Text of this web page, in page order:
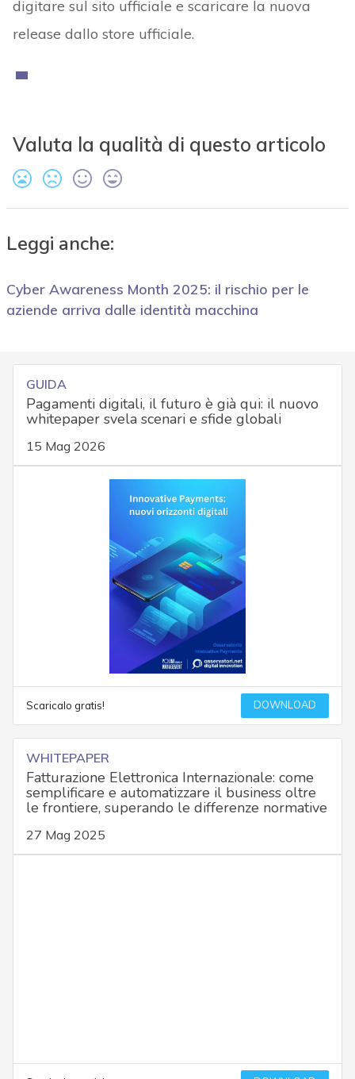
digitare sul sito ufficiale e scaricare la nuova
release dallo store ufficiale.
Valuta la qualità di questo articolo
Leggi anche:
Cyber Awareness Month 2025: il rischio per le
aziende arriva dalle identità macchina
GUIDA
Pagamenti digitali, il futuro è già qui: il nuovo
whitepaper svela scenari e sfide globali
15 Mag 2026
Scaricalo gratis! DOWNLOAD
WHITEPAPER
Fatturazione Elettronica Internazionale: come
semplificare e automatizzare il business oltre
le frontiere, superando le differenze normative
27 Mag 2025